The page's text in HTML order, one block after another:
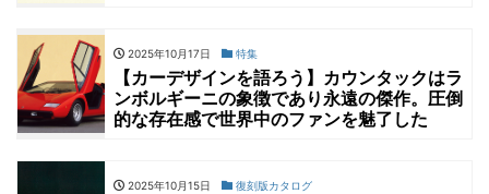
2025年10月17日 特集
【カーデザインを語ろう】カウンタックはラ
ンボルギーニの象徴であり永遠の傑作。圧倒
的な存在感で世界中のファンを魅了した
2025年10月15日 復刻版カタログ